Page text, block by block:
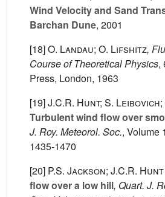
Wind Velocity and Sand
Barchan Dune, 2001
[18]O. Landau; O. Lifshitz,
Course of Theoretical Physics,
Press, London, 1963
[19]J.C.R. Hunt; S.
Turbulent wind flow over
J. Roy. Meteorol. Soc., Volume
1435-1470
[20] P.S. Jackson; J.C.R. Hunt
flow over a low hill, Quart. J.